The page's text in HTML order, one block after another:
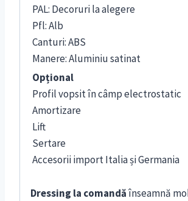
PAL: Decoruri la alegere
Pfl: Alb
Canturi: ABS
Manere: Aluminiu satinat
Opțional
Profil vopsit în câmp electrostatic
Amortizare
Lift
Sertare
Accesorii import Italia și Germania
Dressing la comandăînseamnă